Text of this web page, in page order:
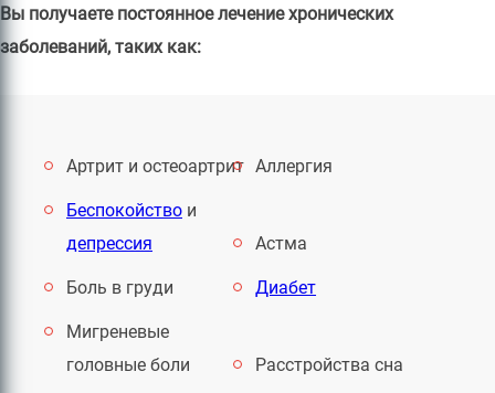
Вы получаете постоянное лечение хронических
заболеваний, таких как:
Артрит и остеоартрит Аллергия
Беспокойство и
депрессия
Астма
Боль в груди Диабет
Мигреневые
головные боли
Расстройства сна